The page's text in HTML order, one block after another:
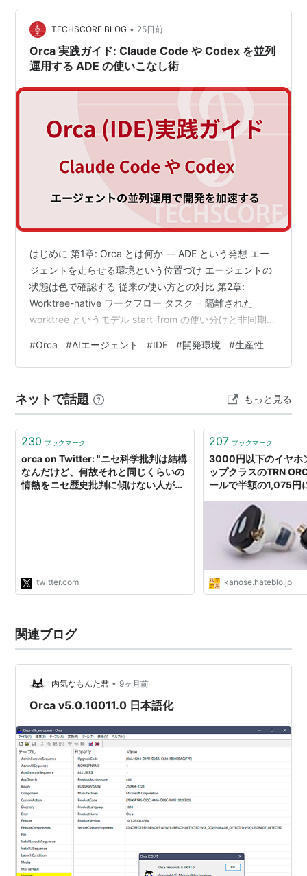
ンドル)が選べ、後々付け替えることも可能。
TECHSCORE BLOG • 25日前
Orca 実践ガイド: Claude Code や Codex を並列
運用する ADE の使いこなし術
はじめに 第1章: Orca とは何か — ADE という発想 エー
ジェントを走らせる環境という位置づけ エージェントの
状態は色で確認する 従来の使い方との対比 第2章:
Worktree-native ワークフロー タスク = 隔離された
worktree というモデル start-from の使い分けと非同期作
う組み立てるか — タブとペインの split キーボードナビ
ゲーションを利用する — Quick Open と Jump Palette
ージェント運用 — チームを…
#Orca #AIエージェント #IDE #開発環境 #生産性
ネットで話題 もっと見る
230 ブックマーク
orca on Twitter: "ニセ科学批判は結構
なんだけど、何故それと同じくらいの
情熱をニセ歴史批判に傾けない人が多
twitter.com
207 ブックマーク
3000円以下のイヤホ
ップクラスのTRN
ールで半額の1,075円
kanose.hateblo.jp
関連ブログ
内気なもんた君 • 9ヶ月前
Orca v5.0.10011.0 日本語化